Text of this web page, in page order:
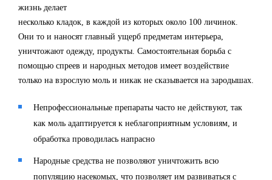
жизнь делает
несколько кладок, в каждой из которых около 100 личинок.
Они то и наносят главный ущерб предметам интерьера,
уничтожают одежду, продукты. Самостоятельная борьба с
помощью спреев и народных методов имеет воздействие
только на взрослую моль и никак не сказывается на зародышах.
Непрофессиональные препараты часто не действуют, так
как моль адаптируется к неблагоприятным условиям, и
обработка проводилась напрасно
Народные средства не позволяют уничтожить всю
популяцию насекомых, что позволяет им развиваться с